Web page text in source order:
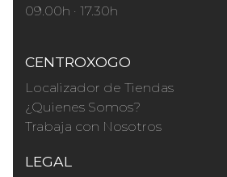
09.00h · 17.30h
CENTROXOGO
Localizador de Tiendas
¿Quienes Somos?
Trabaja con Nosotros
LEGAL